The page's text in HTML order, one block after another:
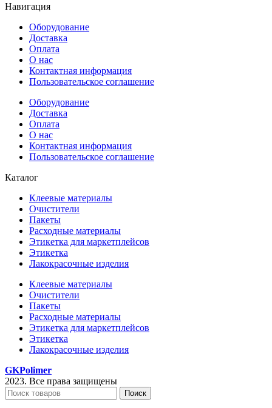
Навигация
Оборудование
Доставка
Оплата
О нас
Контактная информация
Пользовательское соглашение
Оборудование
Доставка
Оплата
О нас
Контактная информация
Пользовательское соглашение
Каталог
Клеевые материалы
Очистители
Пакеты
Расходные материалы
Этикетка для маркетплейсов
Этикетка
Лакокрасочные изделия
Клеевые материалы
Очистители
Пакеты
Расходные материалы
Этикетка для маркетплейсов
Этикетка
Лакокрасочные изделия
GKPolimer
2023. Все права защищены
Поиск